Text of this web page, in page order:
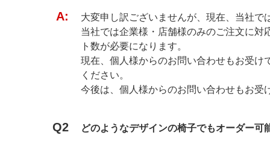
A:
大変申し訳ございませんが、現在、当社
当社では企業様・店舗様のみのご注文に
ト数が必要になります。
現在、個人様からのお問い合わせもお受け
ください。
今後は、個人様からのお問い合わせもお受
Q2 どのようなデザインの椅子でもオーダー可